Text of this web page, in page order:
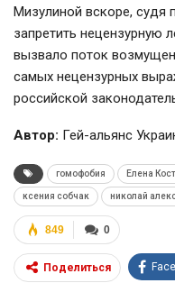
Мизулиной вскоре, судя
запретить нецензурную
вызвало поток
самых нецензурных
российской
Автор: Гей-альянс
гомофобия Елена
ксения собчак николай
0
849
Поделиться